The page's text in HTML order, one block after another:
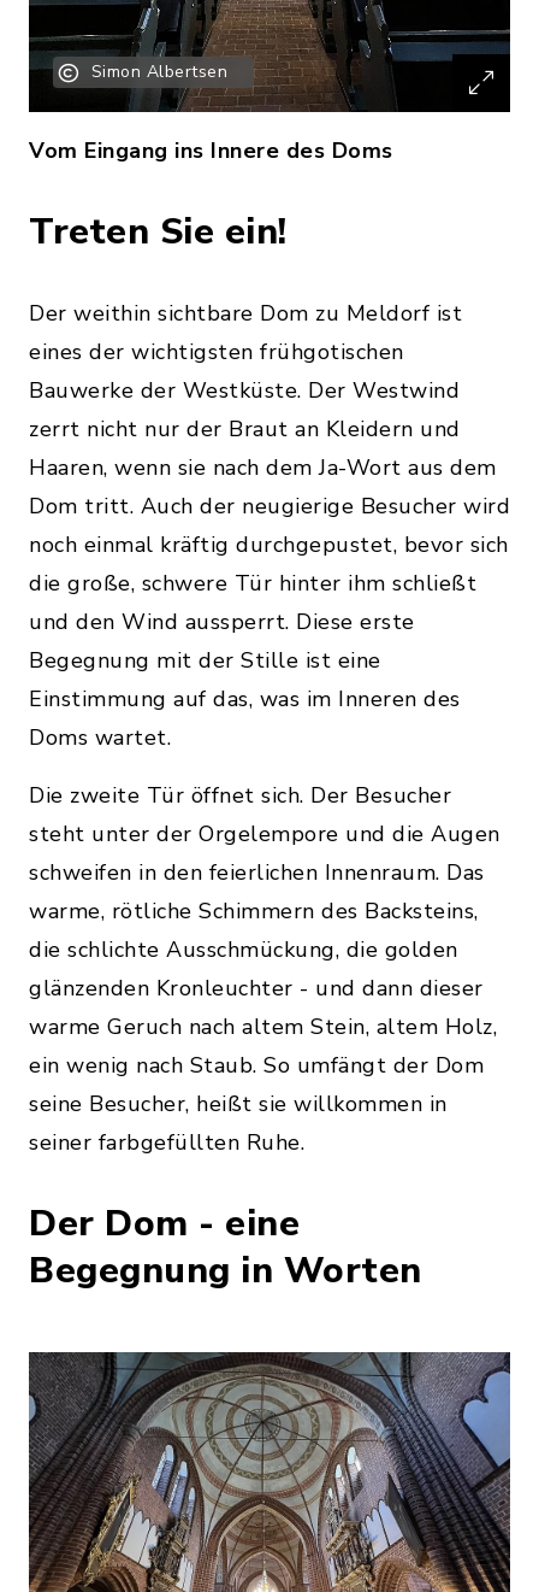
Simon Albertsen
Vom Eingang ins Innere des Doms
Treten Sie ein!
Der weithin sichtbare Dom zu Meldorf ist
eines der wichtigsten frühgotischen
Bauwerke der Westküste. Der Westwind
zerrt nicht nur der Braut an Kleidern und
Haaren, wenn sie nach dem Ja-Wort aus dem
Dom tritt. Auch der neugierige Besucher wird
noch einmal kräftig durchgepustet, bevor sich
die große, schwere Tür hinter ihm schließt
und den Wind aussperrt. Diese erste
Begegnung mit der Stille ist eine
Einstimmung auf das, was im Inneren des
Doms wartet.
Die zweite Tür öffnet sich. Der Besucher
steht unter der Orgelempore und die Augen
schweifen in den feierlichen Innenraum. Das
warme, rötliche Schimmern des Backsteins,
die schlichte Ausschmückung, die golden
glänzenden Kronleuchter - und dann dieser
warme Geruch nach altem Stein, altem Holz,
ein wenig nach Staub. So umfängt der Dom
seine Besucher, heißt sie willkommen in
seiner farbgefüllten Ruhe.
Der Dom - eine
Begegnung in Worten